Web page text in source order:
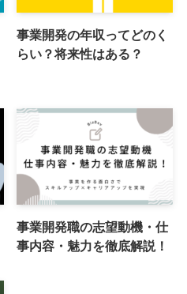
事業開発の年収ってどのく
らい？将来性はある？
事業開発職の志望動機・仕
事内容・魅力を徹底解説！